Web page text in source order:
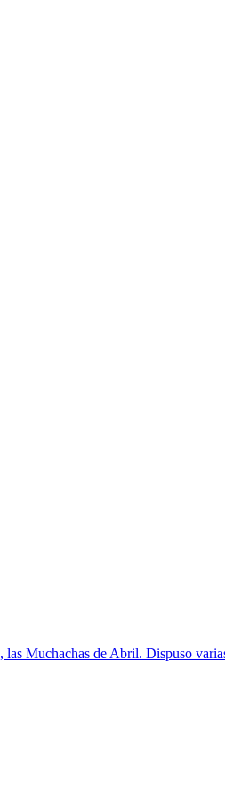
Muchachas de Abril. Dispuso